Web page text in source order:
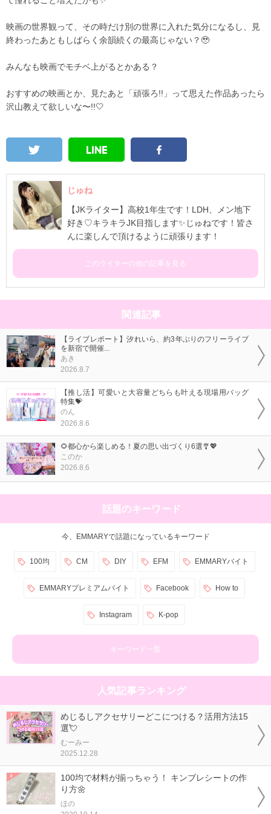
映画の世界観って、その時だけ別の世界に入れた気分になるし、見
終わったあともしばらく余韻続くの最高じゃない？🥹
みんなも映画でモチベ上がるとかある？
おすすめの映画とか、見たあと「頑張ろ!!」って思えた作品あったら
沢山教えて欲しいな〜!!🤍
じゅね
【JKライター】高校1年生です！LDH、メン地下
好き♡キラキラJK目指します✨️じゅねです！皆さ
んに楽しんで頂けるように頑張ります！
このライターの他の記事を見る
関連記事
【ライブレポート】汐れいら、約3年ぶりのフリーライブ
を新宿で開催...
あき
2026.8.7
【推し活】可愛いと大容量どちらも叶える現場用バッグ
特集💝
のん
2026.8.6
🌻都心から楽しめる！夏の思い出づくり6選🎐💖
このか
2026.8.6
話題のキーワード
今、EMMARYで話題になっているキーワード
100均 CM DIY EFM EMMARYバイト
EMMARYプレミアムバイト Facebook How to
Instagram K-pop
キーワード一覧
人気記事ランキング
めじるしアクセサリーどこにつける？活用方法15
選💘
むーみー
2025.12.28
100均で材料が揃っちゃう！ キンブレシートの作
り方🌼
ほの